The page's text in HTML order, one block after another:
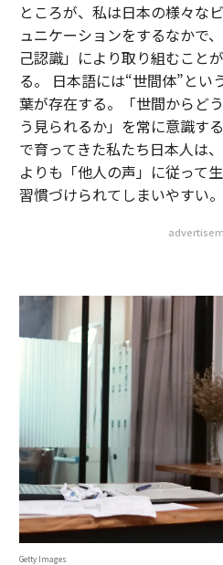
ところが、私は日本の様々な
ュニケーションをするなかで
己認識」により取り組むこと
る。 日本語には“世間体”とい
葉が存在する。「世間からど
う見られるか」を常に意識す
で育ってきた私たち日本人は
よりも「他人の声」に従って
習慣づけられてしまいやすい。
Getty Images